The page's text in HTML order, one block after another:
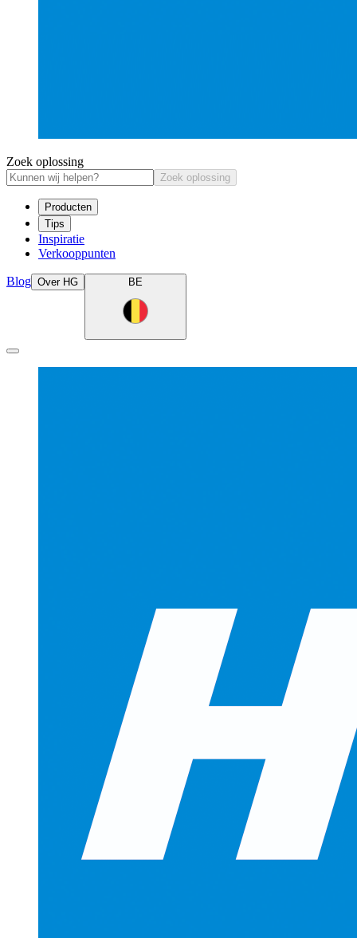
Zoek oplossing
Zoek oplossing
Producten
Tips
Inspiratie
Verkooppunten
Blog Over HG BE